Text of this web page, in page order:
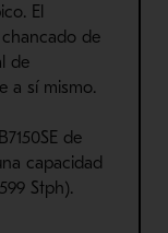
El
de
de
a sí mismo.
de
capacidad
Stph).